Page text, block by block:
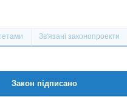
Зв'язані законопроекти
Закон підписано